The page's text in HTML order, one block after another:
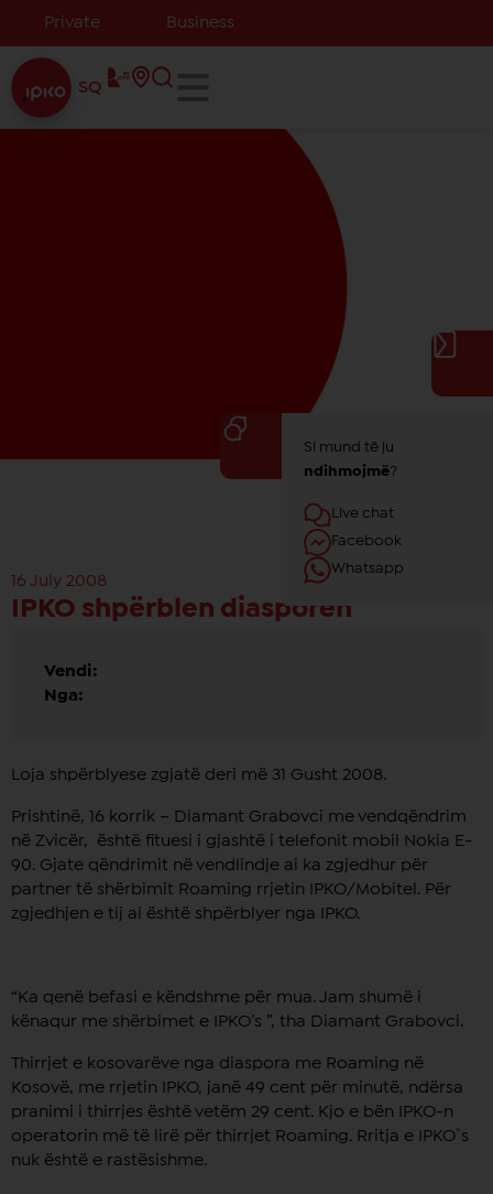
Private Business
SQ
16 July 2008
IPKO shpërblen diasporën
Vendi:
Nga:
Loja shpërblyese zgjatë deri më 31 Gusht 2008.
Prishtinë, 16 korrik – Diamant Grabovci me vendqëndrim
në Zvicër, është fituesi i gjashtë i telefonit mobil Nokia E-
90. Gjate qëndrimit në vendlindje ai ka zgjedhur për
partner të shërbimit Roaming rrjetin IPKO/Mobitel. Për
zgjedhjen e tij ai është shpërblyer nga IPKO.
“Ka qenë befasi e këndshme për mua. Jam shumë i
kënaqur me shërbimet e IPKO’s ”, tha Diamant Grabovci.
Thirrjet e kosovarëve nga diaspora me Roaming në
Kosovë, me rrjetin IPKO, janë 49 cent për minutë, ndërsa
pranimi i thirrjes është vetëm 29 cent. Kjo e bën IPKO-n
operatorin më të lirë për thirrjet Roaming. Rritja e IPKO`s
nuk është e rastësishme.
Si mund të ju
ndihmojmë?
Live chat
Facebook
Whatsapp